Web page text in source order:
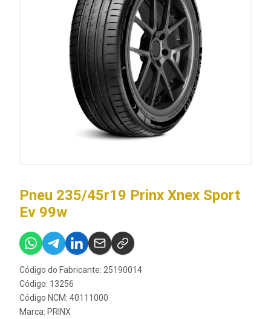
Pneu 235/45r19 Prinx Xnex Sport
Ev 99w
Código do Fabricante: 25190014
Código: 13256
Código NCM: 40111000
Marca: PRINX